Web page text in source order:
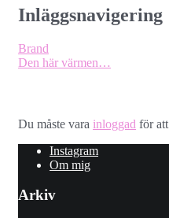
Inläggsnavigering
Brand
Den här värmen…
Du måste vara inloggad för
Instagram
Om mig
Arkiv